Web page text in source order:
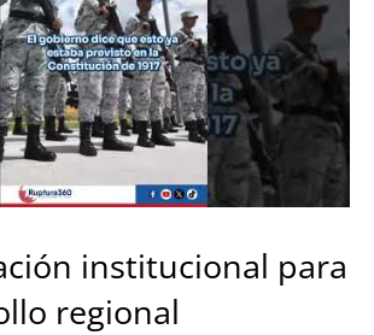
institucional para
regional